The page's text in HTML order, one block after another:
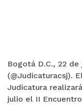
Bogotá D.C., 22
(@Judicaturacsj).
Judicatura
julio el II